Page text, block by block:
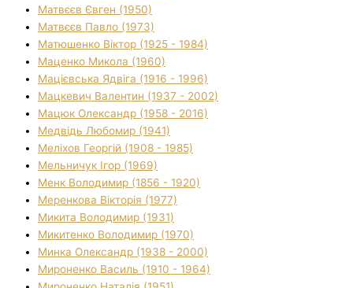
Матвєєв Євген (1950)
Матвєєв Павло (1973)
Матюшенко Віктор (1925 - 1984)
Маценко Микола (1960)
Мацієвська Ядвіга (1916 - 1996)
Мацкевич Валентин (1937 - 2002)
Мацюк Олександр (1958 - 2016)
Медвідь Любомир (1941)
Меліхов Георгій (1908 - 1985)
Мельничук Ігор (1969)
Менк Володимир (1856 - 1920)
Меренкова Вікторія (1977)
Микита Володимир (1931)
Микитенко Володимир (1970)
Минка Олександр (1938 - 2000)
Мироненко Василь (1910 - 1964)